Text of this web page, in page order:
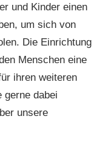
und Kinder einen
um sich von
Die Einrichtung
Menschen eine
ihren weiteren
gerne dabei
unsere